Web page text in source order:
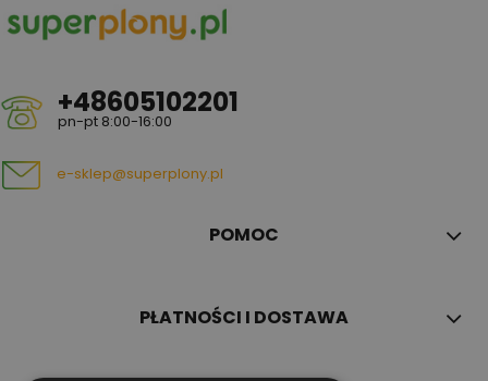
+48605102201
pn-pt 8:00-16:00
e-sklep@superplony.pl
POMOC
PŁATNOŚCI I DOSTAWA